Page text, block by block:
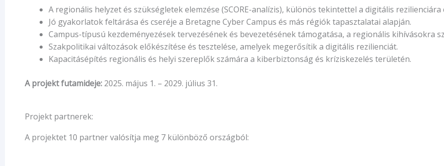
A regionális helyzet és szükségletek elemzése (SCORE-analízis), különös tekintettel a digitális rezilienciára
Jó gyakorlatok feltárása és cseréje a Bretagne Cyber Campus és más régiók tapasztalatai alapján.
Campus-típusú kezdeményezések tervezésének és bevezetésének támogatása, a regionális kihívásokra
Szakpolitikai változások előkészítése és tesztelése, amelyek megerősítik a digitális rezilienciát.
Kapacitásépítés regionális és helyi szereplők számára a kiberbiztonság és kríziskezelés területén.
A projekt futamideje: 2025. május 1. – 2029. július 31.
Projekt partnerek:
A projektet 10 partner valósítja meg 7 különböző országból: